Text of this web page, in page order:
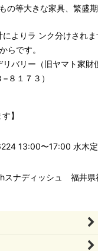
の等大きな家具、繁
よりラ ンク分けされま
です。
リバリー （旧ヤマト家財
８１７３）
】
13:00〜17:00 水木
スナディッシュ 福井